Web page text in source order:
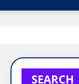
SEARCH